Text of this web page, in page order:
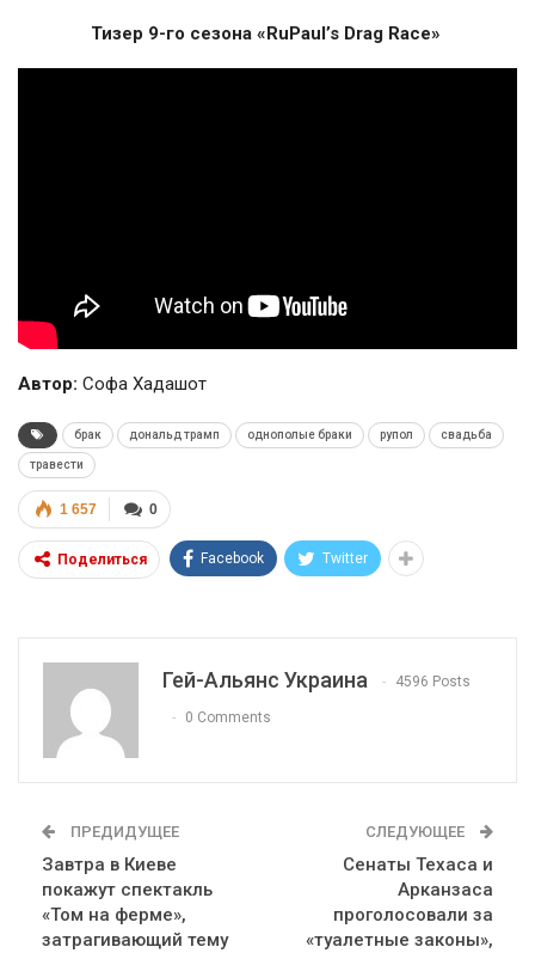
Тизер 9-го сезона «RuPaul’s Drag Race»
Автор: Софа Хадашот
брак дональд трамп однополые браки рупол свадьба
травести
0
1 657
Поделиться Facebook Twitter
Гей-Альянс Украина 4596 Posts
0 Comments
ПРЕДИДУЩЕЕ
Завтра в Киеве
покажут спектакль
«Том на ферме»,
затрагивающий тему
СЛЕДУЮЩЕЕ
Сенаты Техаса и
Арканзаса
проголосовали за
«туалетные законы»,